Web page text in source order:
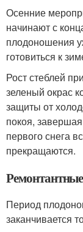
Осенние
начинают с
плодоношения
готовиться к
Рост стеблей
зеленый окрас
защиты от
покоя,
первого снега
прекращаются.
Период
заканчивается